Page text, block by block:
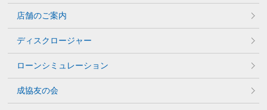
店舗のご案内
ディスクロージャー
ローンシミュレーション
成協友の会